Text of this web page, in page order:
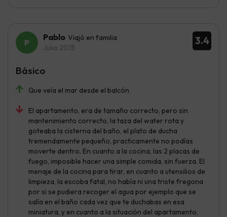
3.4
Pablo Viajó en familia
Julio 2015
Que veía el mar desde el balcón
El apartamento, era de tamaño correcto, pero sin
mantenimiento correcto, la taza del water rota y
goteaba la cisterna del baño, el plato de ducha
tremendamente pequeño, practicamente no podías
moverte dentro. En cuanto a la cocina, las 2 placas de
fuego, imposible hacer una simple comida, sin fuerza. El
menaje de la cocina para tirar, en cuanto a utensilios de
limpieza, la escoba fatal, no había ni una triste fregona
por si se pudiera recoger el agua por ejemplo que se
salía en el baño cada vez que te duchabas en esa
miniatura, y en cuanto a la situación del apartamento,
Básico